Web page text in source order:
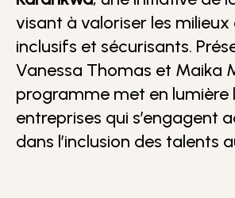
visant à valoriser les milieux
inclusifs et sécurisants.
Vanessa Thomas et Maika
programme met en lumière
entreprises qui s’engagent
dans l’inclusion des talents